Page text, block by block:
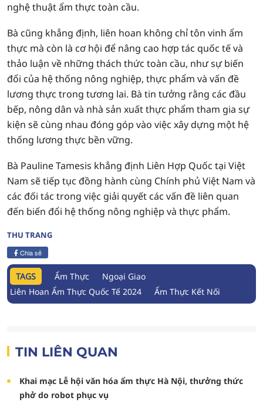
nghệ thuật ẩm thực toàn cầu.
Bà cũng khẳng định, liên hoan không chỉ tôn vinh ẩm
thực mà còn là cơ hội để nâng cao hợp tác quốc tế và
thảo luận về những thách thức toàn cầu, như sự biến
đổi của hệ thống nông nghiệp, thực phẩm và vấn đề
lương thực trong tương lai. Bà tin tưởng rằng các đầu
bếp, nông dân và nhà sản xuất thực phẩm tham gia sự
kiện sẽ cùng nhau đóng góp vào việc xây dựng một hệ
thống lương thực bền vững.
Bà Pauline Tamesis khẳng định Liên Hợp Quốc tại Việt
Nam sẽ tiếp tục đồng hành cùng Chính phủ Việt Nam và
các đối tác trong việc giải quyết các vấn đề liên quan
đến biến đổi hệ thống nông nghiệp và thực phẩm.
THU TRANG
Chia sẻ
TAGS Ẩm Thực
Ngoại Giao
Liên Hoan Ẩm Thực Quốc Tế 2024
Ẩm Thực Kết Nối
TIN LIÊN QUAN
Khai mạc Lễ hội văn hóa ẩm thực Hà Nội, thưởng thức
phở do robot phục vụ